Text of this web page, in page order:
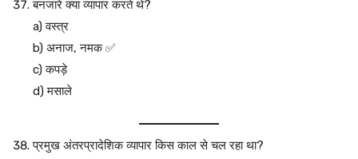
बनजारे क्या व्यापार करते थे?
a) वस्त्र
b) अनाज, नमक ✅
c) कपड़े
d) मसाले
प्रमुख अंतरप्रादेशिक व्यापार किस काल से चल रहा था?